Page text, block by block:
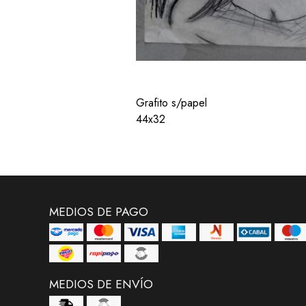
Grafito s/papel
44x32
MEDIOS DE PAGO
MEDIOS DE ENVÍO